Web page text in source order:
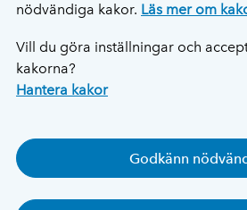
nödvändiga kakor. Läs mer om
Vill du göra inställningar och
kakorna?
Hantera kakor
Godkänn